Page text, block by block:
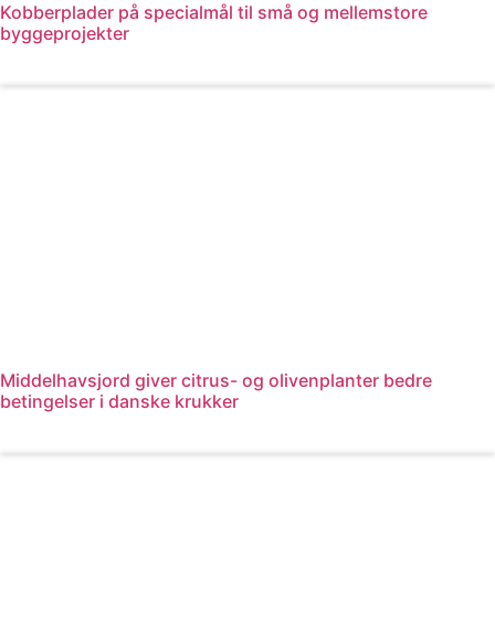
Kobberplader på specialmål til små og mellemstore
byggeprojekter
Middelhavsjord giver citrus- og olivenplanter bedre
betingelser i danske krukker